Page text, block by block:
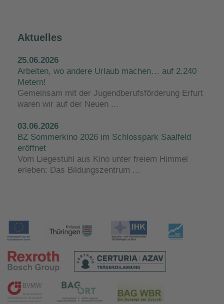
Aktuelles
25.06.2026
Arbeiten, wo andere Urlaub machen… auf 2.240
Metern!
Gemeinsam mit der Jugendberufsförderung Erfurt
waren wir auf der Neuen ...
03.06.2026
BZ Sommerkino 2026 im Schlosspark Saalfeld
eröffnet
Vom Liegestuhl aus Kino unter freiem Himmel
erleben: Das Bildungszentrum ...